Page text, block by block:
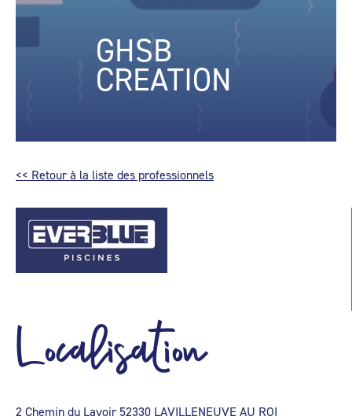
GHSB
CREATION
<< Retour à la liste des professionnels
Localisation
2 Chemin du Lavoir 52330 LAVILLENEUVE AU ROI